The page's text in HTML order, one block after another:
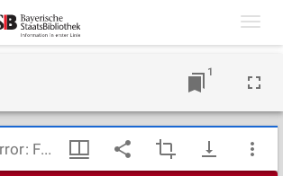
1
TypeError: Failed to fetch